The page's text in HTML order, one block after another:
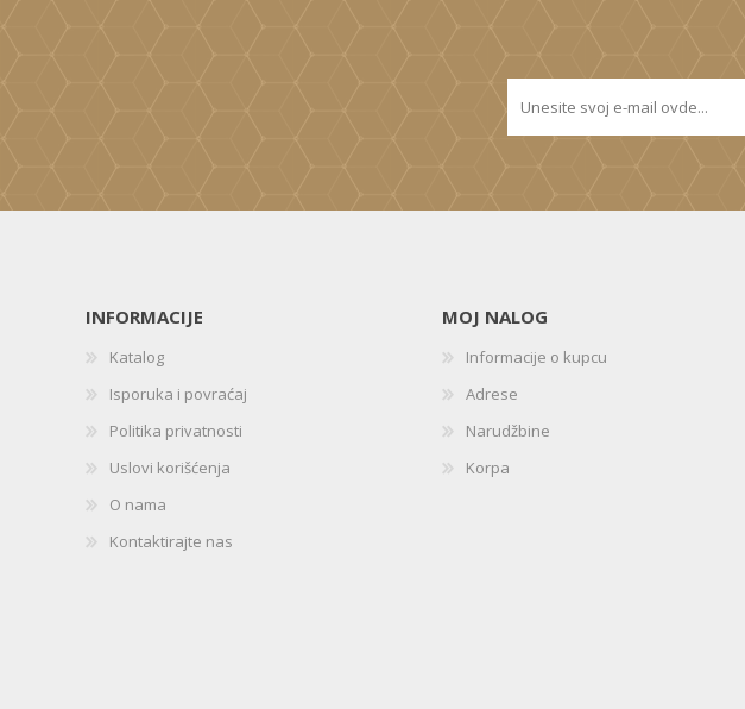
INFORMACIJE
Katalog
Isporuka i povraćaj
Politika privatnosti
Uslovi korišćenja
O nama
Kontaktirajte nas
MOJ NALOG
Informacije o kupcu
Adrese
Narudžbine
Korpa